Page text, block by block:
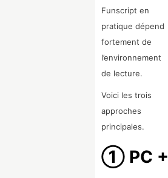
Funscript en
pratique dépend
fortement de
l’environnement
de lecture.
Voici les trois
approches
principales.
① PC +